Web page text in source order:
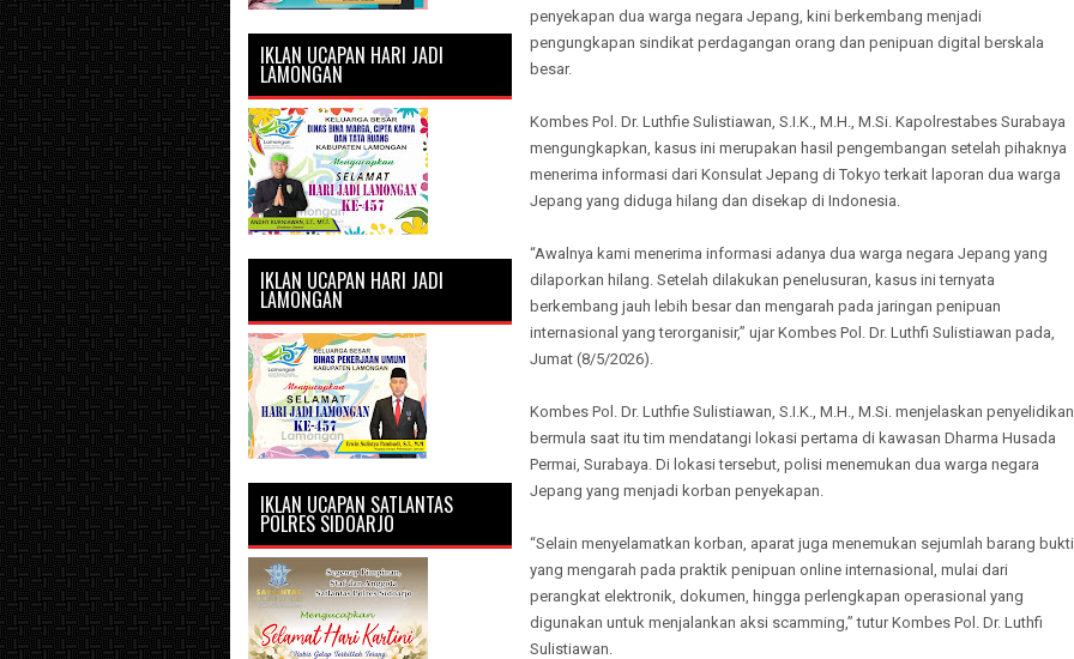
penyekapan dua warga negara Jepang, kini berkembang menjadi
pengungkapan sindikat perdagangan orang dan penipuan digital berskala
besar.
Kombes Pol. Dr. Luthfie Sulistiawan, S.I.K., M.H., M.Si. Kapolrestabes Surabaya
mengungkapkan, kasus ini merupakan hasil pengembangan setelah pihaknya
menerima informasi dari Konsulat Jepang di Tokyo terkait laporan dua warga
Jepang yang diduga hilang dan disekap di Indonesia.
“Awalnya kami menerima informasi adanya dua warga negara Jepang yang
dilaporkan hilang. Setelah dilakukan penelusuran, kasus ini ternyata
berkembang jauh lebih besar dan mengarah pada jaringan penipuan
internasional yang terorganisir,” ujar Kombes Pol. Dr. Luthfi Sulistiawan pada,
Jumat (8/5/2026).
Kombes Pol. Dr. Luthfie Sulistiawan, S.I.K., M.H., M.Si. menjelaskan penyelidikan
bermula saat itu tim mendatangi lokasi pertama di kawasan Dharma Husada
Permai, Surabaya. Di lokasi tersebut, polisi menemukan dua warga negara
Jepang yang menjadi korban penyekapan.
“Selain menyelamatkan korban, aparat juga menemukan sejumlah barang bukti
yang mengarah pada praktik penipuan online internasional, mulai dari
perangkat elektronik, dokumen, hingga perlengkapan operasional yang
digunakan untuk menjalankan aksi scamming,” tutur Kombes Pol. Dr. Luthfi
Sulistiawan.
IKLAN UCAPAN HARI JADI
LAMONGAN
IKLAN UCAPAN HARI JADI
LAMONGAN
IKLAN UCAPAN SATLANTAS
POLRES SIDOARJO